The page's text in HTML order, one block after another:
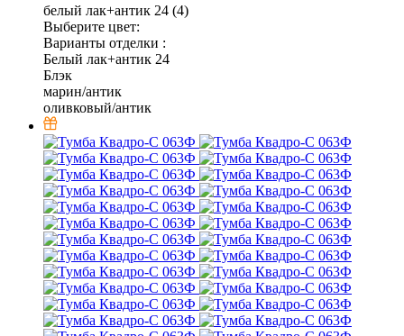
белый лак+антик 24 (4)
Выберите цвет:
Варианты отделки :
Белый лак+антик 24
Блэк
марин/антик
оливковый/антик